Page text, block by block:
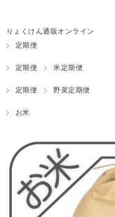
りょくけん通販オンライン
定期便
定期便 米定期便
定期便 野菜定期便
お米